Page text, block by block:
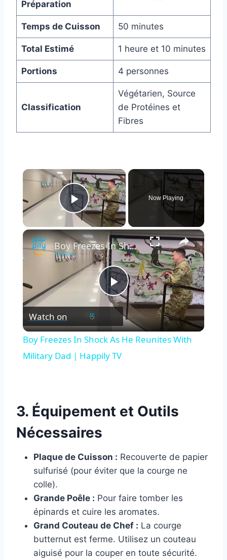
Préparation
Temps de Cuisson 50 minutes
Total Estimé 1 heure et 10 minutes
Portions 4 personnes
Classification
Végétarien, Source
de Protéines et
Fibres
×
Play Video
Now Playing
×
Play
Video
Boy Freezes In Shock As He Reunites With Military Dad | Happily TV
Watch on
Boy Freezes In Shock As He Reunites With
Military Dad | Happily TV
3. Équipement et Outils
Nécessaires
Plaque de Cuisson : Recouverte de papier
sulfurisé (pour éviter que la courge ne
colle).
Grande Poêle : Pour faire tomber les
épinards et cuire les aromates.
Grand Couteau de Chef : La courge
butternut est ferme. Utilisez un couteau
aiguisé pour la couper en toute sécurité.